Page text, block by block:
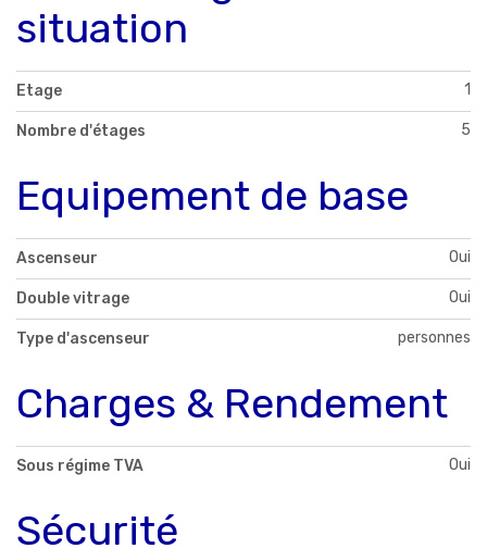
situation
Etage 1
Nombre d'étages 5
Equipement de base
Ascenseur Oui
Double vitrage Oui
Type d'ascenseur personnes
Charges & Rendement
Sous régime TVA Oui
Sécurité